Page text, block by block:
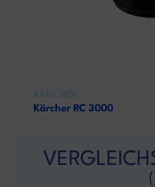
KÄRCHER
Kärcher RC 3000